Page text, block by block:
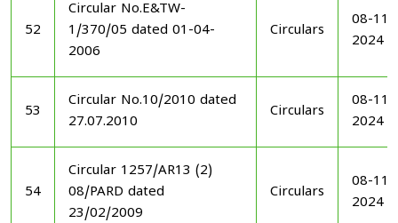
52
Circular No.E&TW-
1/370/05 dated 01-04-
2006
Circulars
08-11-
2024
53
Circular No.10/2010 dated
27.07.2010
Circulars
08-11-
2024
54
Circular 1257/AR13 (2)
08/PARD dated
23/02/2009
Circulars
08-11-
2024